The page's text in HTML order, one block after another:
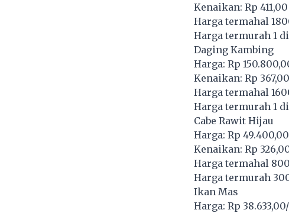
Kenaikan: Rp
Harga termahal
Harga termurah 1
Daging Kambing
Harga: Rp
Kenaikan: Rp
Harga termahal
Harga termurah 1
Cabe Rawit Hijau
Harga: Rp
Kenaikan: Rp
Harga termahal
Harga termurah
Ikan Mas
Harga: Rp